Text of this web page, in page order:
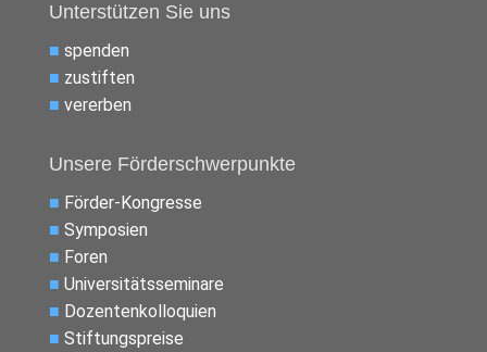
Unterstützen Sie uns
■ spenden
■ zustiften
■ vererben
Unsere Förderschwerpunkte
■ Förder-Kongresse
■ Symposien
■ Foren
■ Universitätsseminare
■ Dozentenkolloquien
■ Stiftungspreise